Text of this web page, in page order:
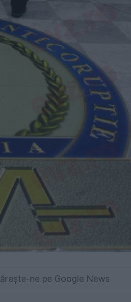
ne pe Google News